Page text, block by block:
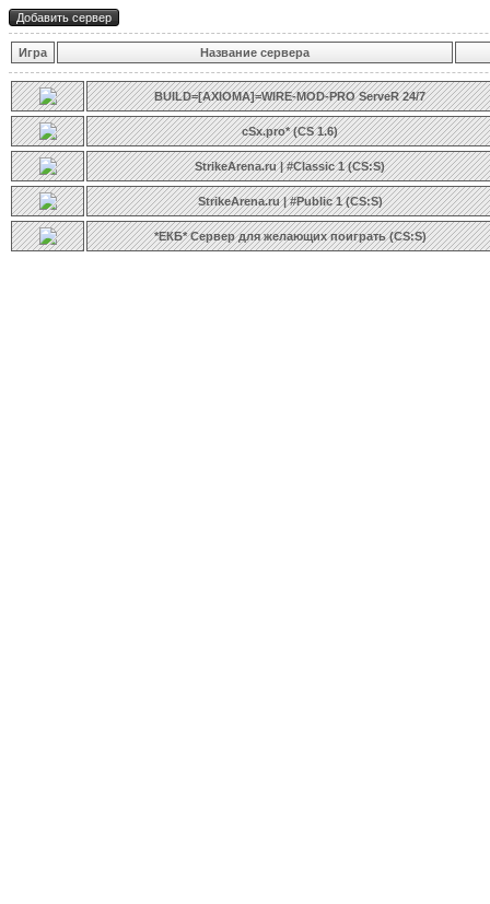
Игра Название сервера
BUILD=[AXIOMA]=WIRE-MOD-PRO ServeR 24/7
cSx.pro* (CS 1.6)
StrikeArena.ru | #Classic 1 (CS:S)
StrikeArena.ru | #Public 1 (CS:S)
*ЕКБ* Сервер для желающих поиграть (CS:S)